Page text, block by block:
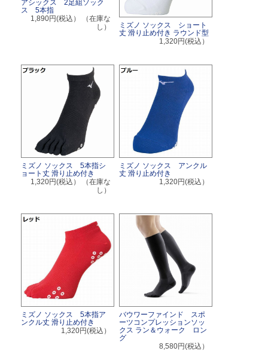
アシックス 2足組ソック
ス 5本指
1,890円(税込）
（在庫な
し）
ミズノ ソックス ショート
丈 滑り止め付き ラウンド型
1,320円(税込）
ミズノ ソックス 5本指シ
ョート丈 滑り止め付き
1,320円(税込）
（在庫な
し）
ミズノ ソックス アンクル
丈 滑り止め付き
1,320円(税込）
ミズノ ソックス 5本指ア
ンクル丈 滑り止め付き
1,320円(税込）
バウワーファインド スポ
ーツコンプレッションソッ
クス ラン＆ウォーク ロン
グ
8,580円(税込）